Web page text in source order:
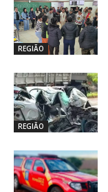
REGIÃO
REGIÃO